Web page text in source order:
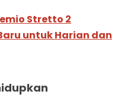
Stretto 2
untuk Harian dan